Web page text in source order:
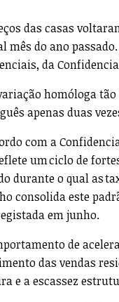
das casas
mês do ano
da
homóloga
apenas duas
com a
um ciclo de
durante o qual as
consolida este
em junho.
de
das vendas
e a escassez